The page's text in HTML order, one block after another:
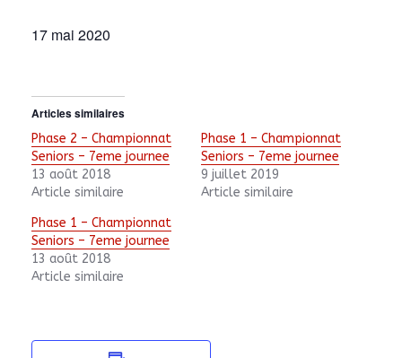
17 mai 2020
Articles similaires
Phase 2 – Championnat
Seniors – 7eme journee
13 août 2018
Article similaire
Phase 1 – Championnat
Seniors – 7eme journee
9 juillet 2019
Article similaire
Phase 1 – Championnat
Seniors – 7eme journee
13 août 2018
Article similaire